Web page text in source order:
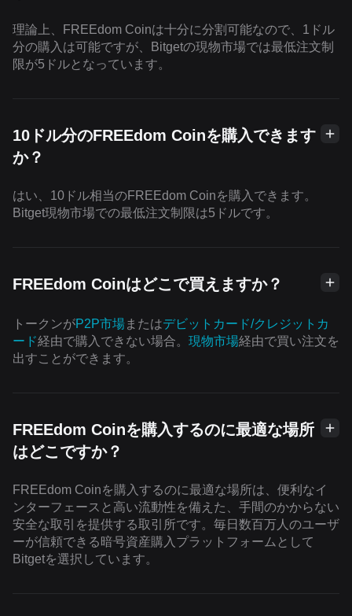
理論上、FREEdom Coinは十分に分割可能なので、1ドル
分の購入は可能ですが、Bitgetの現物市場では最低注文制
限が5ドルとなっています。
10ドル分のFREEdom Coinを購入できます
か？
はい、10ドル相当のFREEdom Coinを購入できます。
Bitget現物市場での最低注文制限は5ドルです。
FREEdom Coinはどこで買えますか？
トークンがP2P市場またはデビットカード/クレジットカ
ード経由で購入できない場合。 現物市場経由で買い注文を
出すことができます。
FREEdom Coinを購入するのに最適な場所
はどこですか？
FREEdom Coinを購入するのに最適な場所は、便利なイ
ンターフェースと高い流動性を備えた、手間のかからない
安全な取引を提供する取引所です。毎日数百万人のユーザ
ーが信頼できる暗号資産購入プラットフォームとして
Bitgetを選択しています。